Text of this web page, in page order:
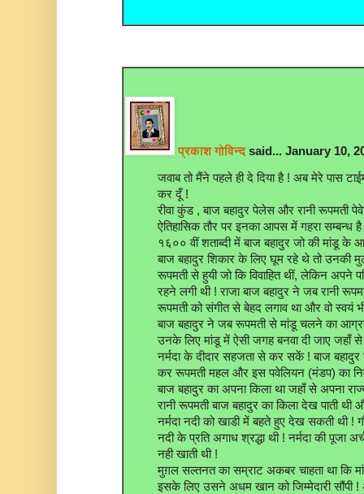
प्रकाश गोविन्दsaid... January 10,
जवाब तो मैंने पहले ही दे दिया है ! अब मेरे पास
कर दूँ !
रीवा कुंड , बाज बहादुर पेलेस और रानी रूपमती
ऐतिहासिक तौर पर इनका आपस में गहरा सम्बन्ध
१६०० वीं शताब्दी में बाज बहादुर जो की मांडू के
बाज बहादुर शिकार के लिए घूम रहे थे तो उनकी
रूपमती से हुयी जो कि विवाहित थीं, लेकिन
रहने लगी थी ! राजा बाज बहादुर ने जब रानी
रूपमती को संगीत से बेहद लगाव था और वो स्वयं
बाज बहादुर ने जब रूपमती से मांडू चलने का आग्रह
उनके लिए मांडू में ऐसी जगह बनवा दी जाए जहाँ
नर्मदा के दीदार सहजता से कर सकें ! बाज बहादुर
कर रूपमती महल और इस पवेलियन (मंडप) का
बाज बहादुर का अपना किला था जहाँ से अपना
रानी रूपमती बाज बहादुर का किला देख पाती थी
नर्मदा नदी को खाडी में बहते हुए देख सकती थी !
नदी के प्रति अगाध श्रद्धा थी ! नर्मदा की पूजा
नही खाती थी !
मुग़ल सल्तनत का सम्राट अकबर चाहता था कि
इसके लिए उसने अधम खान को जिम्मेदारी